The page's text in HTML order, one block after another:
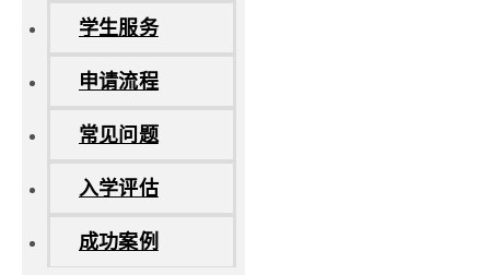
学生服务
申请流程
常见问题
入学评估
成功案例